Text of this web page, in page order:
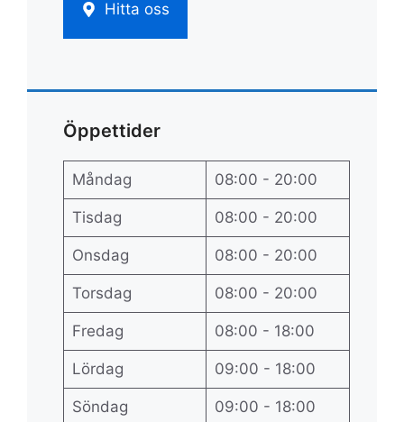
Hitta oss
Öppettider
Måndag 08:00 - 20:00
Tisdag 08:00 - 20:00
Onsdag 08:00 - 20:00
Torsdag 08:00 - 20:00
Fredag 08:00 - 18:00
Lördag 09:00 - 18:00
Söndag 09:00 - 18:00